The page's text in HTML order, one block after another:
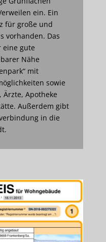
ein. Ein
für große und
vorhanden. Das
eine gute
Nähe
mit
sowie
Apotheke
Außerdem gibt
in die